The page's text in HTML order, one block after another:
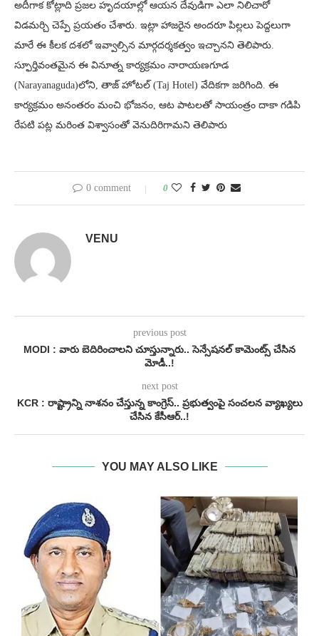
అదీగాక కోట్లాది ప్రజల హృదయాల్లో ఆయన దేవుడిగా ఎలా నిలిచారో
విడమర్చి చెప్పే ప్రయతం చేశారు. ఇట్లా హాజరైన అందరూ పిల్లలు పెద్దలుగా
మారే ఈ కీలక దశలో ఇవ్వాల్సిన మార్గదర్శకత్వం ఇచ్చానని తెలిపారు.
స్ఫూర్తివంతమైన ఈ వినూత్న కార్యక్రమం నారాయణగూడ
(Narayanaguda)లోని, తాజ్ హోటల్ (Taj Hotel) వేదికగా జరిగింది. ఈ
కార్యక్రమం అనంతరం మంచి భోజనం, ఆట పాటలతో సాయంత్రం దాకా గడిపి
రేపటి పట్ల మరింత విశ్వాసంతో వెనుదిరిగామని తెలిపారు
0 comment 0
VENU
previous post
MODI : వారు బెదిరించాలని చూస్తున్నారు.. సెన్సేషనల్ కామెంట్స్ చేసిన
మోడీ..!
next post
KCR : రాష్ట్రాన్ని నాశనం చేస్తున్న కాంగ్రెస్.. ప్రభుత్వంపై సంచలన వ్యాఖ్యలు
చేసిన కేసీఆర్‌..!
YOU MAY ALSO LIKE